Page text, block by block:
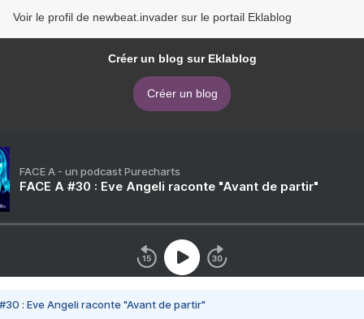
Voir le profil de newbeat.invader sur le portail Eklablog
Créer un blog sur Eklablog
Créer un blog
FACE A - un podcast Purecharts
FACE A #30 : Eve Angeli raconte "Avant de partir"
#30 : Eve Angeli raconte "Avant de partir"